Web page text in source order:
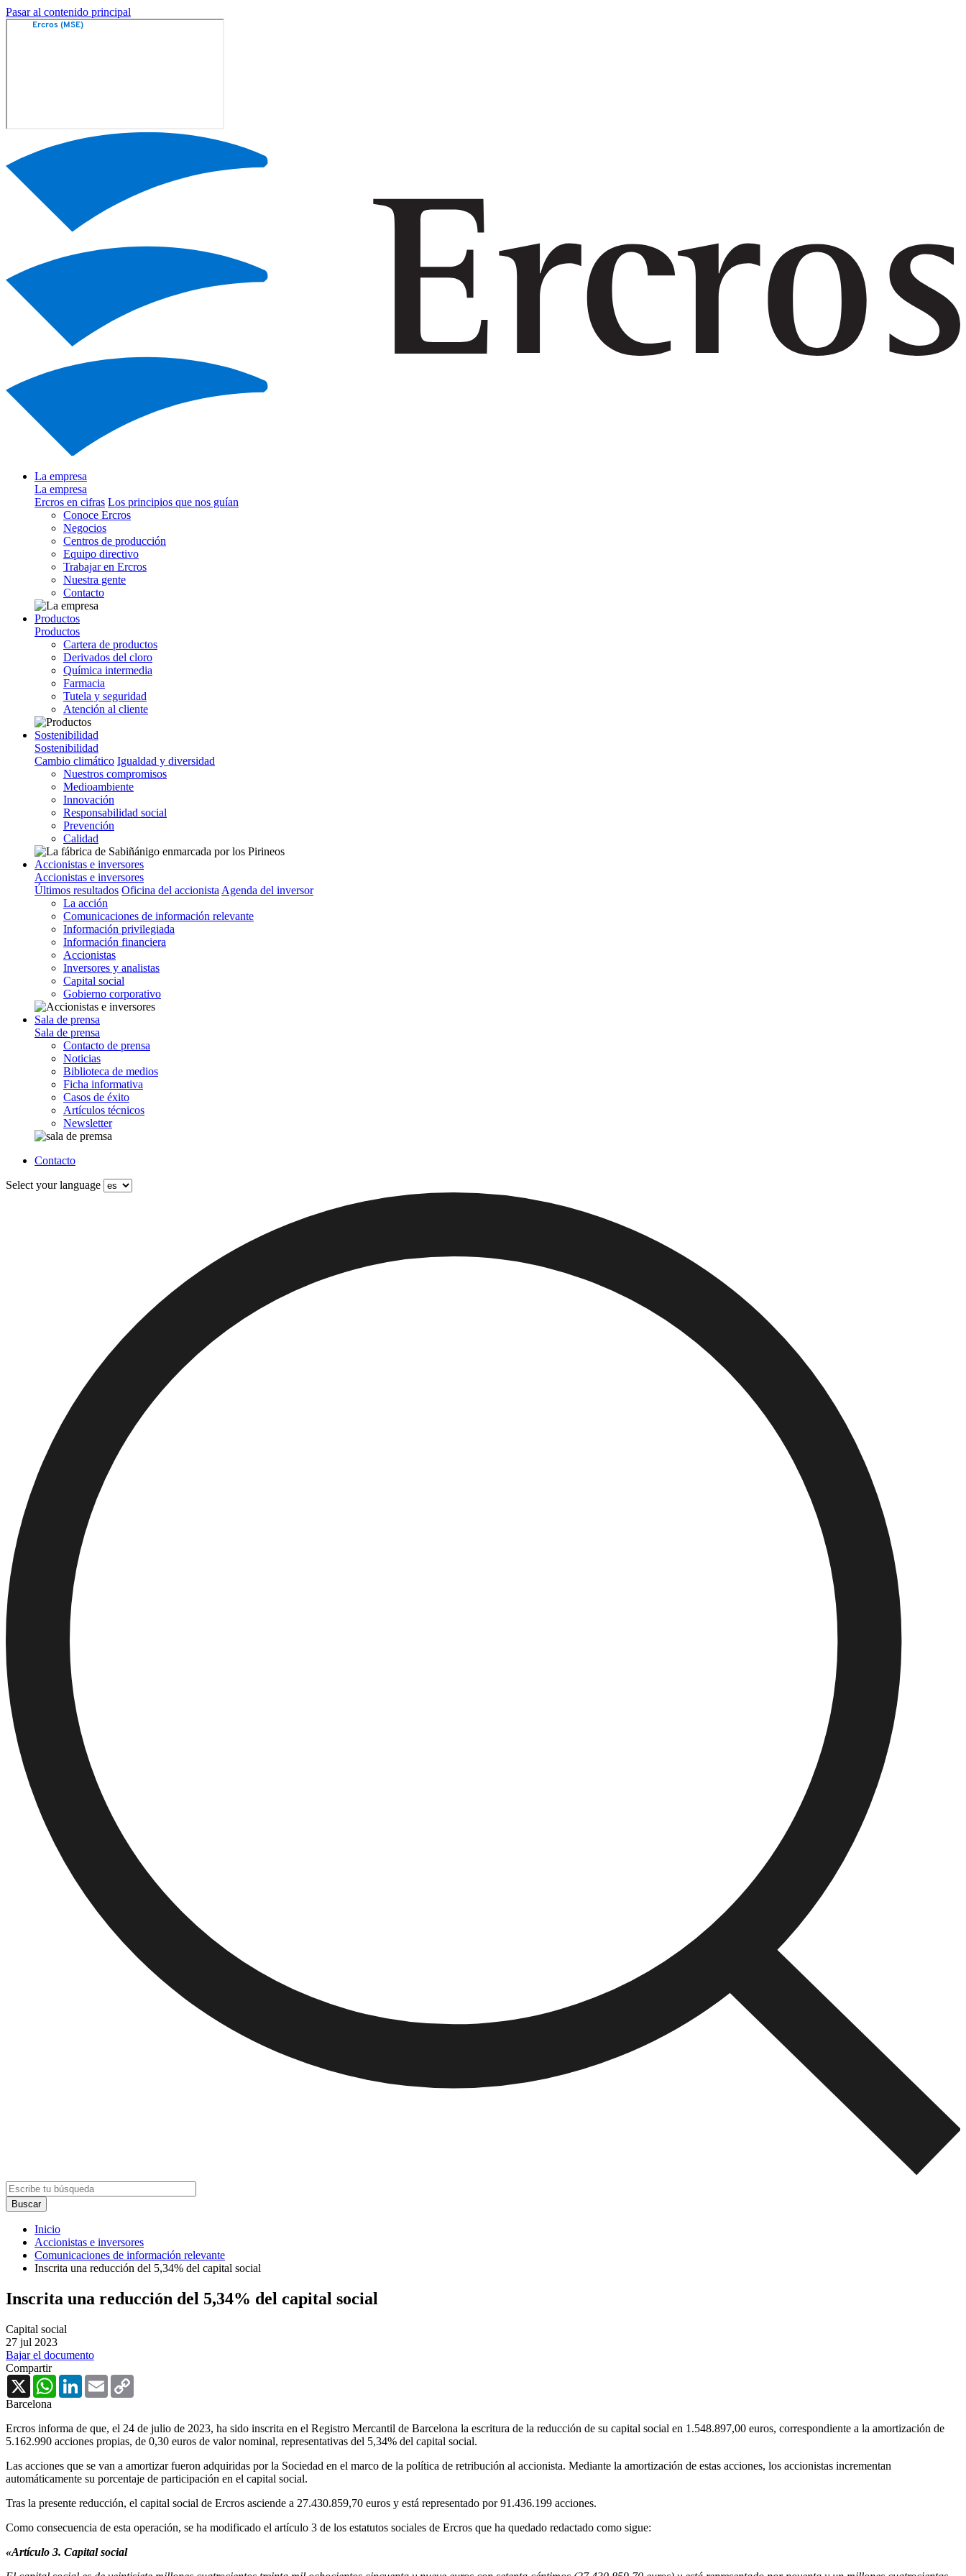
Pasar al contenido principal
La empresa
La empresa
Ercros en cifras Los principios que nos guían
Conoce Ercros
Negocios
Centros de producción
Equipo directivo
Trabajar en Ercros
Nuestra gente
Contacto
Productos
Productos
Cartera de productos
Derivados del cloro
Química intermedia
Farmacia
Tutela y seguridad
Atención al cliente
Sostenibilidad
Sostenibilidad
Cambio climático Igualdad y diversidad
Nuestros compromisos
Medioambiente
Innovación
Responsabilidad social
Prevención
Calidad
Accionistas e inversores
Accionistas e inversores
Últimos resultados Oficina del accionista Agenda del inversor
La acción
Comunicaciones de información relevante
Información privilegiada
Información financiera
Accionistas
Inversores y analistas
Capital social
Gobierno corporativo
Sala de prensa
Sala de prensa
Contacto de prensa
Noticias
Biblioteca de medios
Ficha informativa
Casos de éxito
Artículos técnicos
Newsletter
Contacto
Select your language
Inicio
Accionistas e inversores
Comunicaciones de información relevante
Inscrita una reducción del 5,34% del capital social
Inscrita una reducción del 5,34% del capital social
Capital social
27 jul 2023
Bajar el documento
Compartir
X
WhatsAppLinkedInEmail
Barcelona
Ercros informa de que, el 24 de julio de 2023, ha sido inscrita en el Registro Mercantil de Barcelona la escritura de la reducción de su capital social en 1.548.897,00 euros, correspondiente a la amortización de
5.162.990 acciones propias, de 0,30 euros de valor nominal, representativas del 5,34% del capital social.
Las acciones que se van a amortizar fueron adquiridas por la Sociedad en el marco de la política de retribución al accionista. Mediante la amortización de estas acciones, los accionistas incrementan
automáticamente su porcentaje de participación en el capital social.
Tras la presente reducción, el capital social de Ercros asciende a 27.430.859,70 euros y está representado por 91.436.199 acciones.
Como consecuencia de esta operación, se ha modificado el artículo 3 de los estatutos sociales de Ercros que ha quedado redactado como sigue:
«Artículo 3. Capital social